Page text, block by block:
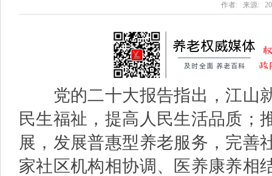
作者: 来源:
党的二十大报告指出，江山
民生福祉，提高人民生活品质；
展，发展普惠型养老服务，完善
家社区机构相协调、医养康养相